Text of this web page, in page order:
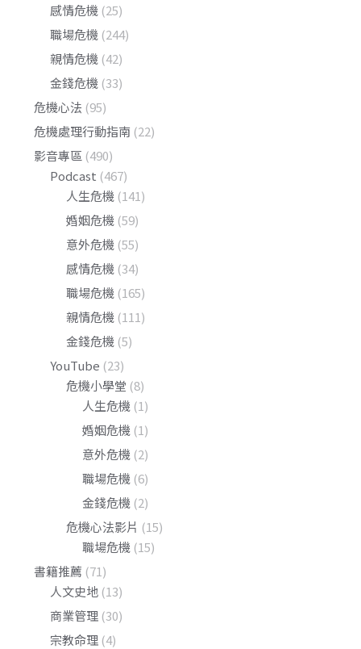
感情危機 (25)
職場危機 (244)
親情危機 (42)
金錢危機 (33)
危機心法 (95)
危機處理行動指南 (22)
影音專區 (490)
Podcast (467)
人生危機 (141)
婚姻危機 (59)
意外危機 (55)
感情危機 (34)
職場危機 (165)
親情危機 (111)
金錢危機 (5)
YouTube (23)
危機小學堂 (8)
人生危機 (1)
婚姻危機 (1)
意外危機 (2)
職場危機 (6)
金錢危機 (2)
危機心法影片 (15)
職場危機 (15)
書籍推薦 (71)
人文史地 (13)
商業管理 (30)
宗教命理 (4)